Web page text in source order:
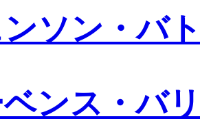
ソン・バ
ンス・バ